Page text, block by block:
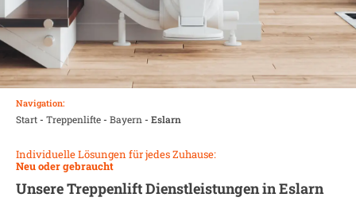
Navigation:
Start- Treppenlifte- Bayern - Eslarn
Individuelle Lösungen für jedes Zuhause:
Neu oder gebraucht
Unsere Treppenlift Dienstleistungen inEslarn